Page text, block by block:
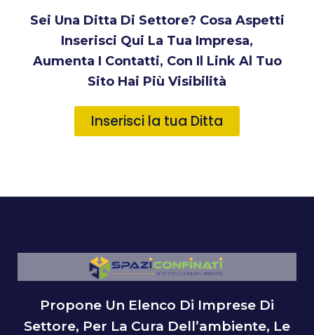
Sei Una Ditta Di Settore? Cosa Aspetti
Inserisci Qui La Tua Impresa,
Aumenta I Contatti, Con Il Link Al Tuo
Sito Hai Più Visibilità
Inserisci la tua Ditta
Propone Un Elenco Di Imprese Di
Settore, Per La Cura Dell’ambiente, Le